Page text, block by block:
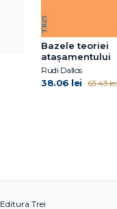
Bazele teoriei
atașamentului
Rudi Dallos
38.06 lei 63.43 lei
Editura Trei